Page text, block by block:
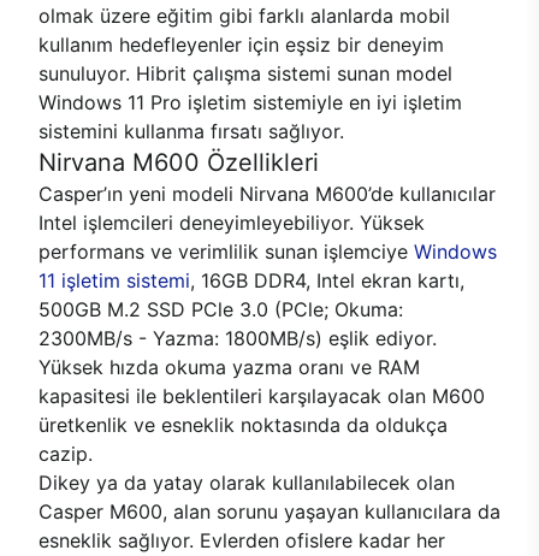
olmak üzere eğitim gibi farklı alanlarda mobil
kullanım hedefleyenler için eşsiz bir deneyim
sunuluyor. Hibrit çalışma sistemi sunan model
Windows 11 Pro işletim sistemiyle en iyi işletim
sistemini kullanma fırsatı sağlıyor.
Nirvana M600 Özellikleri
Casper’ın yeni modeli Nirvana M600’de kullanıcılar
Intel işlemcileri deneyimleyebiliyor. Yüksek
performans ve verimlilik sunan işlemciye Windows
11 işletim sistemi, 16GB DDR4, Intel ekran kartı,
500GB M.2 SSD PCle 3.0 (PCle; Okuma:
2300MB/s - Yazma: 1800MB/s) eşlik ediyor.
Yüksek hızda okuma yazma oranı ve RAM
kapasitesi ile beklentileri karşılayacak olan M600
üretkenlik ve esneklik noktasında da oldukça
cazip.
Dikey ya da yatay olarak kullanılabilecek olan
Casper M600, alan sorunu yaşayan kullanıcılara da
esneklik sağlıyor. Evlerden ofislere kadar her